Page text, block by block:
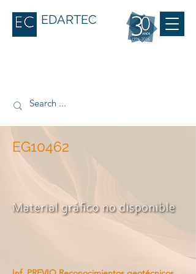
EDARTEC
EG10462